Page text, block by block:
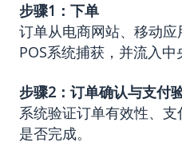
步骤1 ：下单
订单从电商网站、移动
POS系统捕获，并流入中
步骤2 ：订单确认与支付
系统验证订单有效性、
是否完成。